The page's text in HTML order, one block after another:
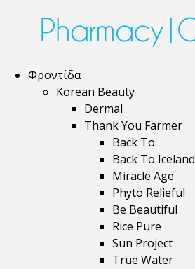
Φροντίδα
Korean Beauty
Dermal
Thank You Farmer
Back To
Back To Iceland
Miracle Age
Phyto Relieful
Be Beautiful
Rice Pure
Sun Project
True Water